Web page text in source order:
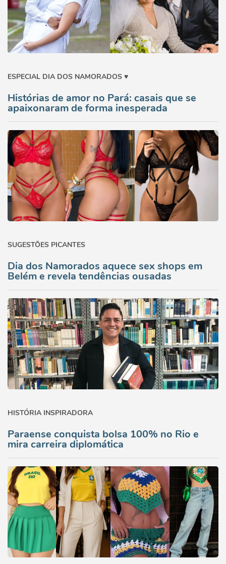
ESPECIAL DIA DOS NAMORADOS ♥️
Histórias de amor no Pará: casais que se
apaixonaram de forma inesperada
SUGESTÕES PICANTES
Dia dos Namorados aquece sex shops em
Belém e revela tendências ousadas
HISTÓRIA INSPIRADORA
Paraense conquista bolsa 100% no Rio e
mira carreira diplomática